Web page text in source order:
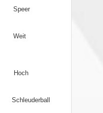
Speer
Hoch